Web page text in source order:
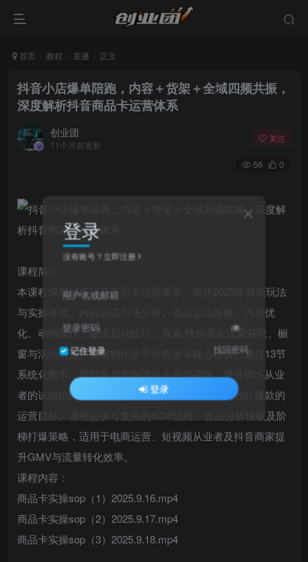
首页 教程 直播 正文
抖音小店爆单陪跑，内容＋货架＋全域四频共振，
深度解析抖音商品卡运营体系
创业团
11个月前更新
关注
56 0
课程简介
本课程深度解析抖音商品卡运营体系，聚焦2025年最新玩法
与实操落地。内容涵盖市场分析、选品定品策略、内功优
化、动销操作、破冷启动技巧、搜索/猜你喜欢流量获取、橱
窗与活动玩法、素材制作及千川投放等核心模块。通过13节
系统化教学，帮助学员掌握商品卡底层逻辑，避开95%从业
者的试错陷阱，实现低成本测品、快速起量、高效打爆款的
运营目标。课程提供可复用的SOP流程、竞品分析模板及阶
梯打爆策略，适用于电商运营、短视频从业者及抖音商家提
升GMV与流量转化效率。
课程内容：
商品卡实操sop（1）2025.9.16.mp4
商品卡实操sop（2）2025.9.17.mp4
商品卡实操sop（3）2025.9.18.mp4
登录
没有账号？立即注册
用户名或邮箱
登录密码
记住登录 找回密码
登录